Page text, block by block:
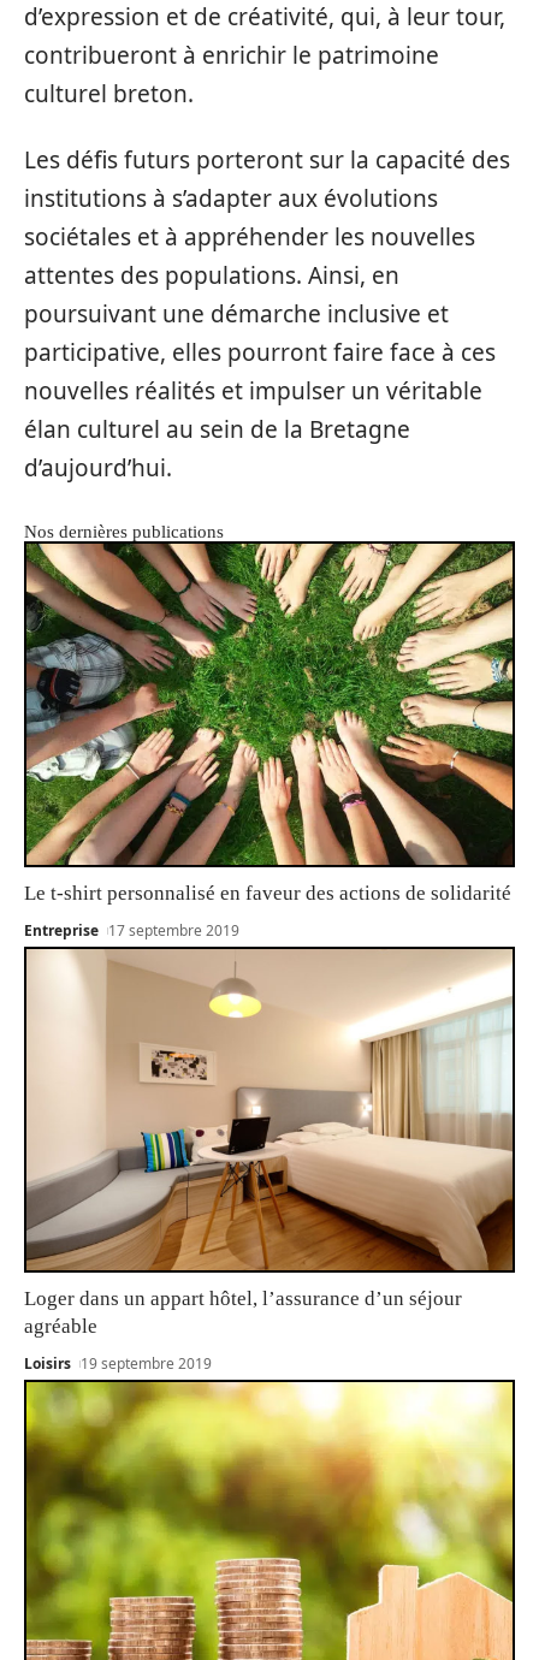
d’expression et de créativité, qui, à leur tour,
contribueront à enrichir le patrimoine
culturel breton.
Les défis futurs porteront sur la capacité des
institutions à s’adapter aux évolutions
sociétales et à appréhender les nouvelles
attentes des populations. Ainsi, en
poursuivant une démarche inclusive et
participative, elles pourront faire face à ces
nouvelles réalités et impulser un véritable
élan culturel au sein de la Bretagne
d’aujourd’hui.
Nos dernières publications
Le t-shirt personnalisé en faveur des actions de solidarité
Entreprise 17 septembre 2019
Loger dans un appart hôtel, l’assurance d’un séjour
agréable
Loisirs 19 septembre 2019